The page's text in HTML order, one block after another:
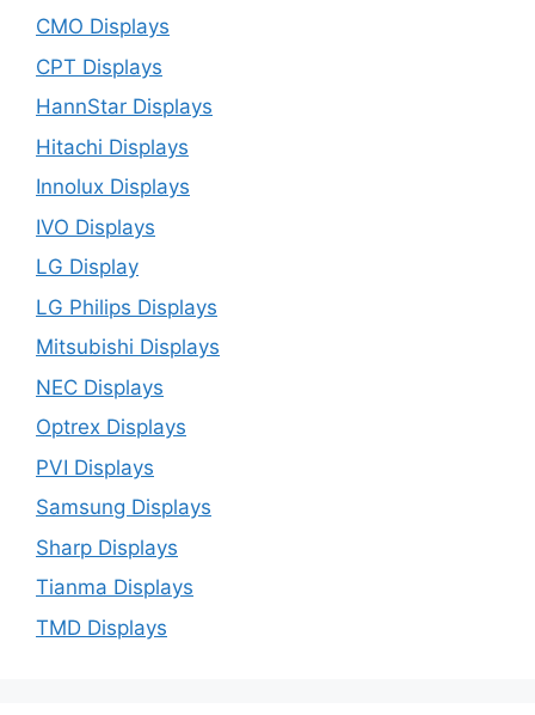
CMO Displays
CPT Displays
HannStar Displays
Hitachi Displays
Innolux Displays
IVO Displays
LG Display
LG Philips Displays
Mitsubishi Displays
NEC Displays
Optrex Displays
PVI Displays
Samsung Displays
Sharp Displays
Tianma Displays
TMD Displays